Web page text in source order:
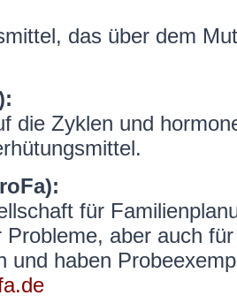
das über dem
die Zyklen und
für
aber auch
und haben